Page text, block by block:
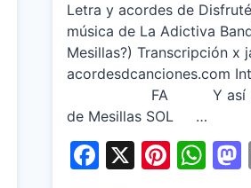
Letra y acordes de
música de La Adictiva
Mesillas?) Transcripción x
FA Y así suena
de Mesillas SOL …
Facebook
X